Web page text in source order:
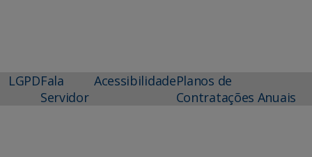
LGPDFala
Servidor
AcessibilidadePlanos de
Contratações Anuais